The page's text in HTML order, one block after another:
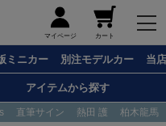
マイページ カート
ミニカー 別注モデルカー 当
アイテムから探す
直筆サイン 熱田 護 柏木龍馬